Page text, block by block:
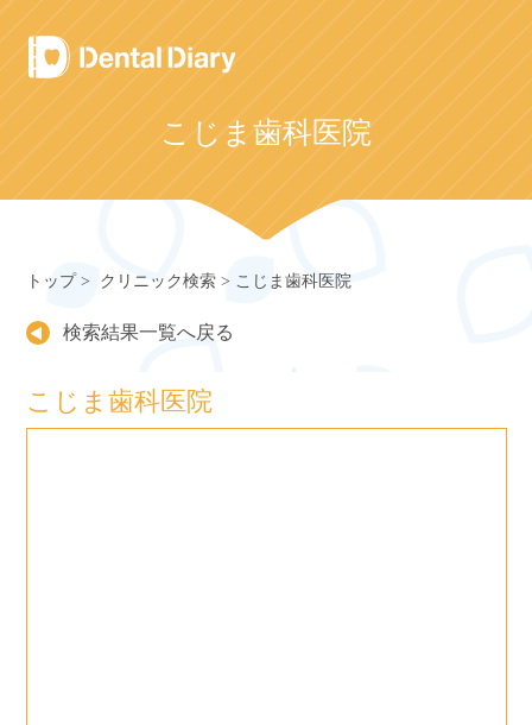
Skip
to
content
こじま歯科医院
トップ クリニック検索 こじま歯科医院
検索結果一覧へ戻る
こじま歯科医院